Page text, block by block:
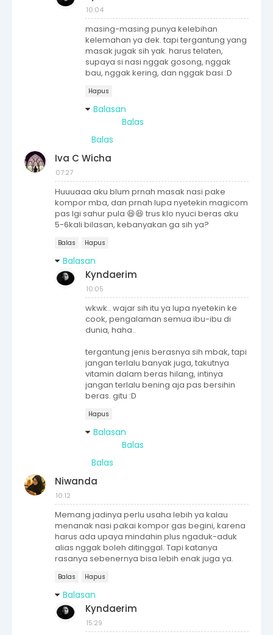
10:04
masing-masing punya kelebihan
kelemahan ya dek. tapi tergantung yang
masak jugak sih yak. harus telaten,
supaya si nasi nggak gosong, nggak
bau, nggak kering, dan nggak basi :D
Hapus
Balasan
Balas
Balas
Iva C Wicha
07:27
Huuuaaa aku blum prnah masak nasi pake
kompor mba, dan prnah lupa nyetekin magicom
pas lgi sahur pula 😆😆 trus klo nyuci beras aku
5-6kali bilasan, kebanyakan ga sih ya?
Balas Hapus
Balasan
Kyndaerim
10:05
wkwk.. wajar sih itu ya lupa nyetekin ke
cook, pengalaman semua ibu-ibu di
dunia, haha..
tergantung jenis berasnya sih mbak, tapi
jangan terlalu banyak juga, takutnya
vitamin dalam beras hilang, intinya
jangan terlalu bening aja pas bersihin
beras. gitu :D
Hapus
Balasan
Balas
Balas
Niwanda
10:12
Memang jadinya perlu usaha lebih ya kalau
menanak nasi pakai kompor gas begini, karena
harus ada upaya mindahin plus ngaduk-aduk
alias nggak boleh ditinggal. Tapi katanya
rasanya sebenernya bisa lebih enak juga ya.
Balas Hapus
Balasan
Kyndaerim
15:29